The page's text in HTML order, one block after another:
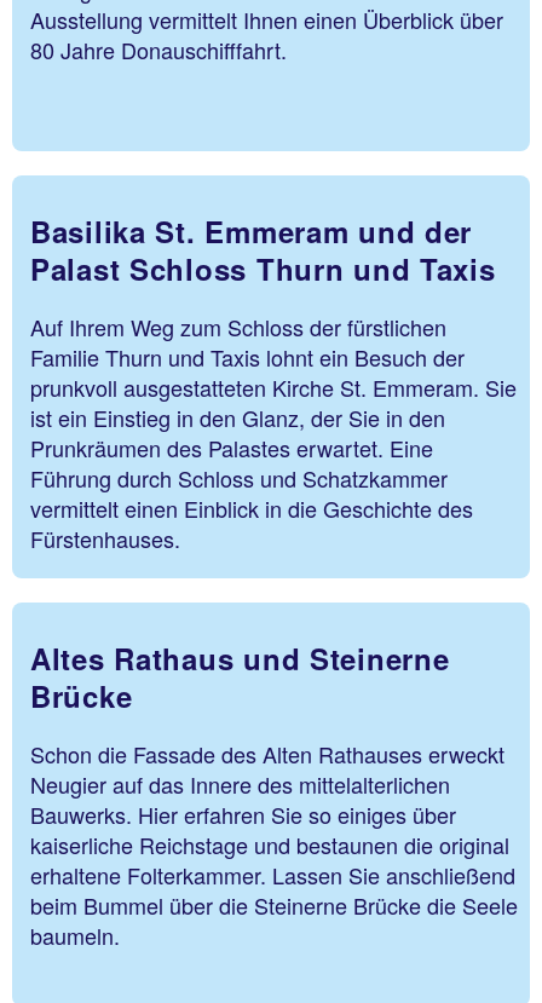
Ausstellung vermittelt Ihnen einen Überblick über
80 Jahre Donauschifffahrt.
Basilika St. Emmeram und der
Palast Schloss Thurn und Taxis
Auf Ihrem Weg zum Schloss der fürstlichen
Familie Thurn und Taxis lohnt ein Besuch der
prunkvoll ausgestatteten Kirche St. Emmeram. Sie
ist ein Einstieg in den Glanz, der Sie in den
Prunkräumen des Palastes erwartet. Eine
Führung durch Schloss und Schatzkammer
vermittelt einen Einblick in die Geschichte des
Fürstenhauses.
Altes Rathaus und Steinerne
Brücke
Schon die Fassade des Alten Rathauses erweckt
Neugier auf das Innere des mittelalterlichen
Bauwerks. Hier erfahren Sie so einiges über
kaiserliche Reichstage und bestaunen die original
erhaltene Folterkammer. Lassen Sie anschließend
beim Bummel über die Steinerne Brücke die Seele
baumeln.